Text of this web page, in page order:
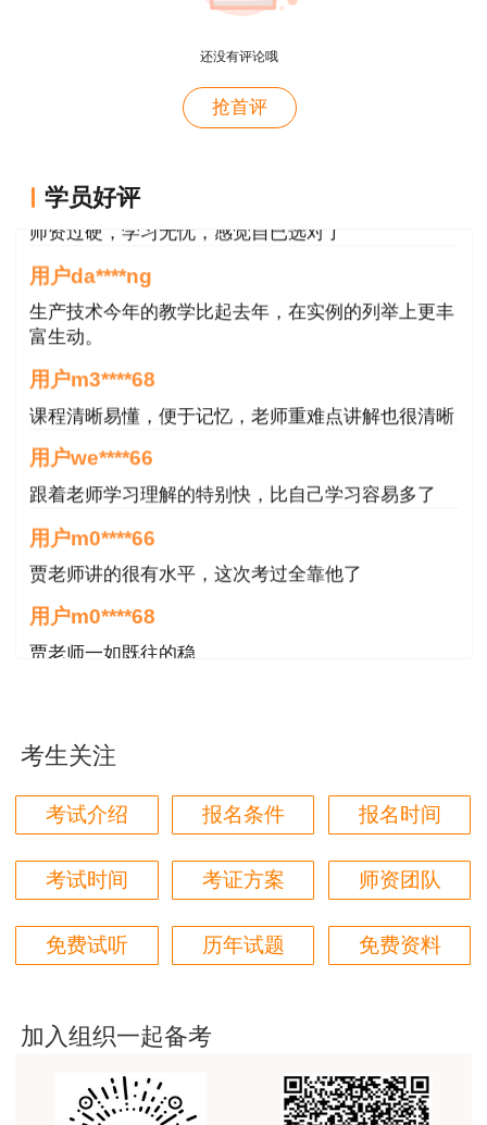
全生产教育培训、建设项目安全设施
业安全文化建设、安全生产标准化、企业
难度 偏难 ★★★★
特点
解做答
第三章
难度 适中 ★★★★
特点 理解分析作答， 个别题目比较简单
第四章
害管理、职业病的危害控制、
难度
还没有评论哦
抢首评
学员好评
老师们讲的很好，通俗易懂，对小白很友好
建筑专业跟网校过了，今年考其他安全，还是选择网
用户m6****57
师资过硬，学习无忧，感觉自已选对了
用户da****ng
生产技术今年的教学比起去年，在实例的列举上更丰
富生动。
用户m3****68
课程清晰易懂，便于记忆，老师重难点讲解也很清晰
用户we****66
跟着老师学习理解的特别快，比自己学习容易多了
用户m0****66
贾老师讲的很有水平，这次考过全靠他了
用户m0****68
贾老师一如既往的稳
重要的是养成了持续学习的习惯和自我驱动力；这门
法、坚持行动，每个人都能突破自己的天花板，真心
感谢这段旅程，未来我也会继续在这里深耕，向更高
目标进发！
用户m2****18
用户QQ****87
真题班也是老师通过拆题的逻辑，细化了题目的小考
考生关注
考试介绍 报名条件 报名时间
考试时间 考证方案 师资团队
免费试听 历年试题 免费资料
加入组织一起备考